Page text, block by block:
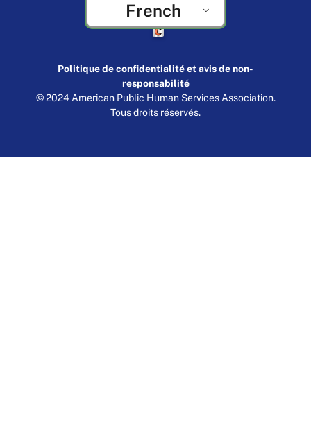
French
Fabriqué par Cornershop Creative
Politique de confidentialité et avis de non-
responsabilité
© 2024 American Public Human Services Association.
Tous droits réservés.